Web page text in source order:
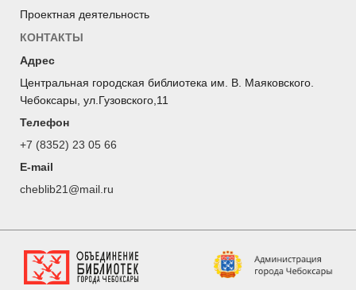
Проектная деятельность
КОНТАКТЫ
Адрес
Центральная городская библиотека им. В. Маяковского.
Чебоксары, ул.Гузовского,11
Телефон
+7 (8352) 23 05 66
E-mail
cheblib21@mail.ru